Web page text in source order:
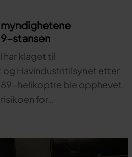
myndighetene
stansen
har klaget til
Havindustritilsynet etter
helikoptre ble opphevet.
for…